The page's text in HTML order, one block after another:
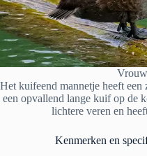
Het kuifeend mannetje heeft
een opvallend lange kuif op de
lichtere veren en
Kenmerken en